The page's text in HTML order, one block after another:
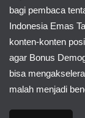
bagi pembaca
Indonesia Emas
konten-konten
agar Bonus
bisa
malah menjadi